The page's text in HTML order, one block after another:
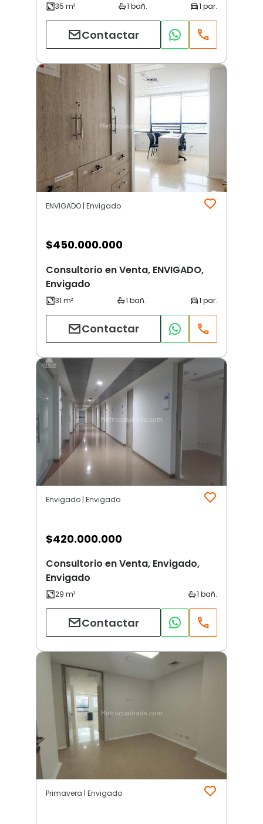
Contactar
ENVIGADO | Envigado
$450.000.000
Consultorio en Venta, ENVIGADO,
Envigado
Contactar
Envigado | Envigado
$420.000.000
Consultorio en Venta, Envigado,
Envigado
Contactar
Primavera | Envigado